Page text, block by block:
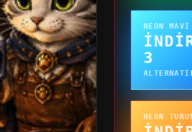
NEON MAVI
3
NEON